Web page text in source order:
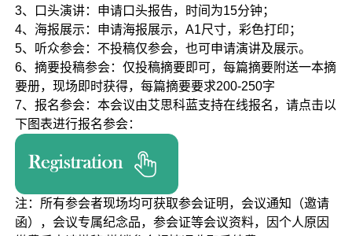
3、口头演讲：申请口头报告，时间为15分钟；
4、海报展示：申请海报展示，A1尺寸，彩色打印；
5、听众参会：不投稿仅参会，也可申请演讲及展示。
6、摘要投稿参会：仅投稿摘要即可，每篇摘要附送一本摘
要册，现场即时获得，每篇摘要要求200-250字
7、报名参会：本会议由艾思科蓝支持在线报名，请点击以
下图表进行报名参会：
注：所有参会者现场均可获取参会证明，会议通知（邀请
函），会议专属纪念品，参会证等会议资料，因个人原因